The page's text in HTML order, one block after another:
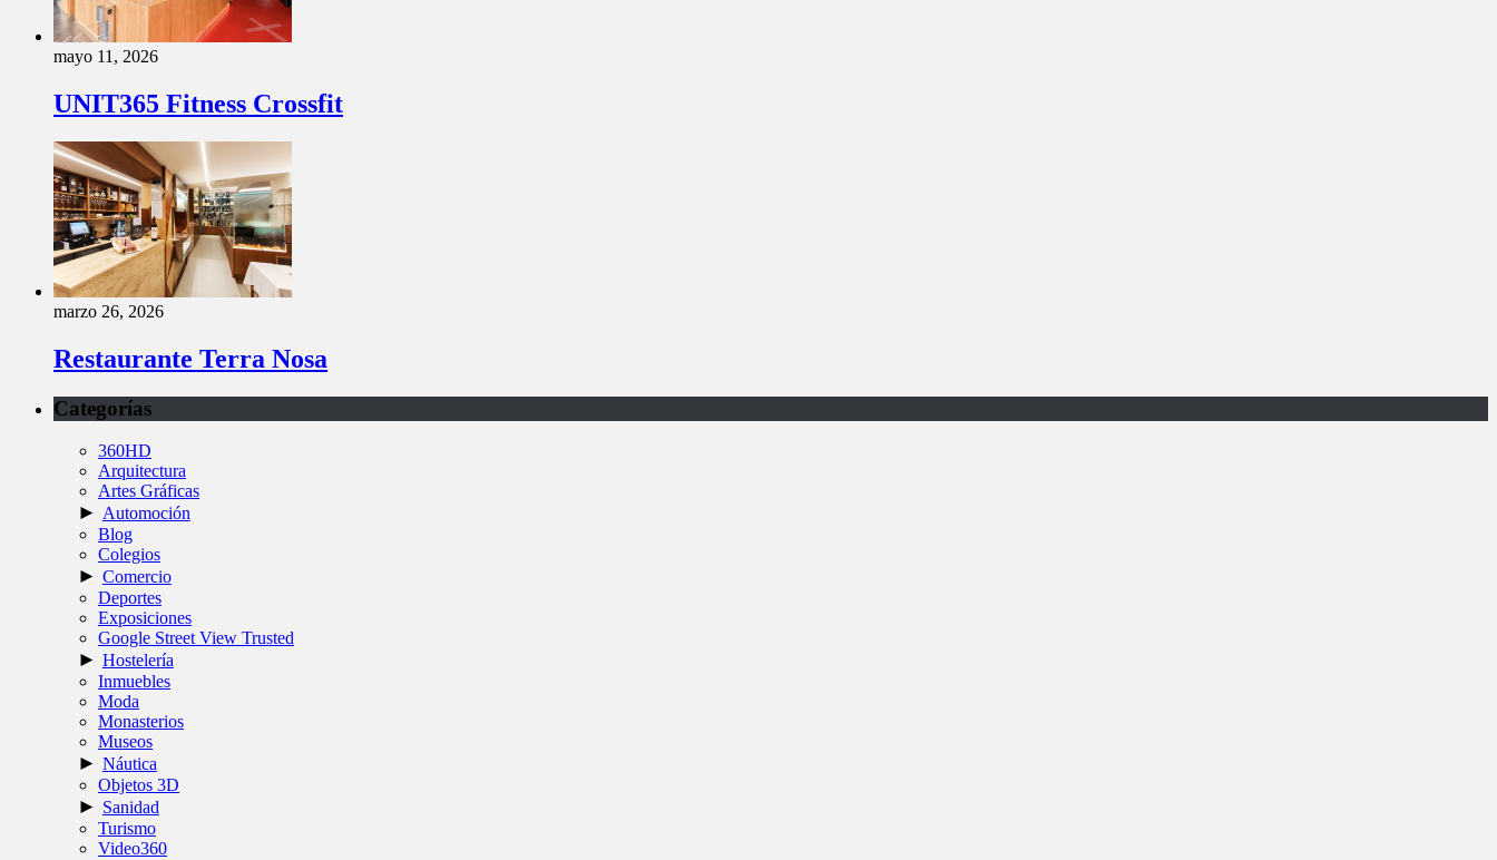
mayo 11, 2026
UNIT365 Fitness Crossfit
marzo 26, 2026
Restaurante Terra Nosa
Categorías
360HD
Arquitectura
Artes Gráficas
► Automoción
Blog
Colegios
► Comercio
Deportes
Exposiciones
Google Street View Trusted
► Hostelería
Inmuebles
Moda
Monasterios
Museos
► Náutica
Objetos 3D
► Sanidad
Turismo
Video360